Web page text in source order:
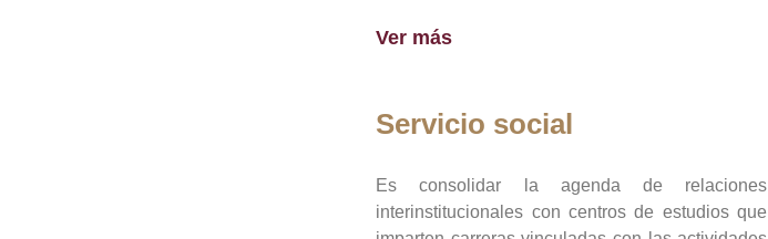
Ver más
Servicio social
Es consolidar la agenda de relaciones
interinstitucionales con centros de estudios que